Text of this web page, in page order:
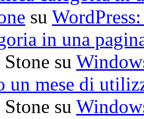
su
in una
Stone su
un mese di
Stone su